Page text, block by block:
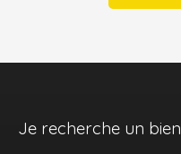
Je recherche un bien